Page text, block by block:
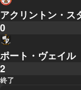
アクリントン・ス
0
ポート・ヴェイル
2
終了